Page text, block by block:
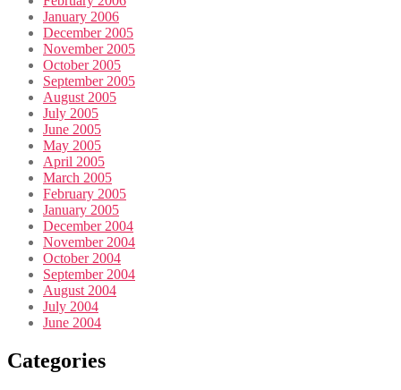
January 2006
December 2005
November 2005
October 2005
September 2005
August 2005
July 2005
June 2005
May 2005
April 2005
March 2005
February 2005
January 2005
December 2004
November 2004
October 2004
September 2004
August 2004
July 2004
June 2004
Categories